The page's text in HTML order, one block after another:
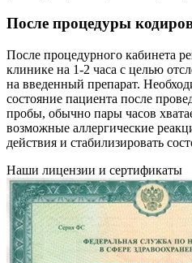
После процедуры
После процедурного кабинета
клинике на 1-2 часа с целью
на введенный препарат.
состояние пациента после
пробы, обычно пары часов
возможные аллергические
действия и стабилизировать
Наши лицензии и сертификаты